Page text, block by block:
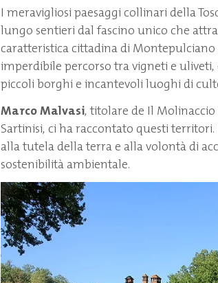
I meravigliosi paesaggi collinari della
lungo sentieri dal fascino unico che
caratteristica cittadina di Montepulciano
imperdibile percorso tra vigneti e
piccoli borghi e incantevoli luoghi di
Marco Malvasi, titolare de Il
Sartinisi, ci ha raccontato questi
alla tutela della terra e alla volontà di
sostenibilità ambientale.